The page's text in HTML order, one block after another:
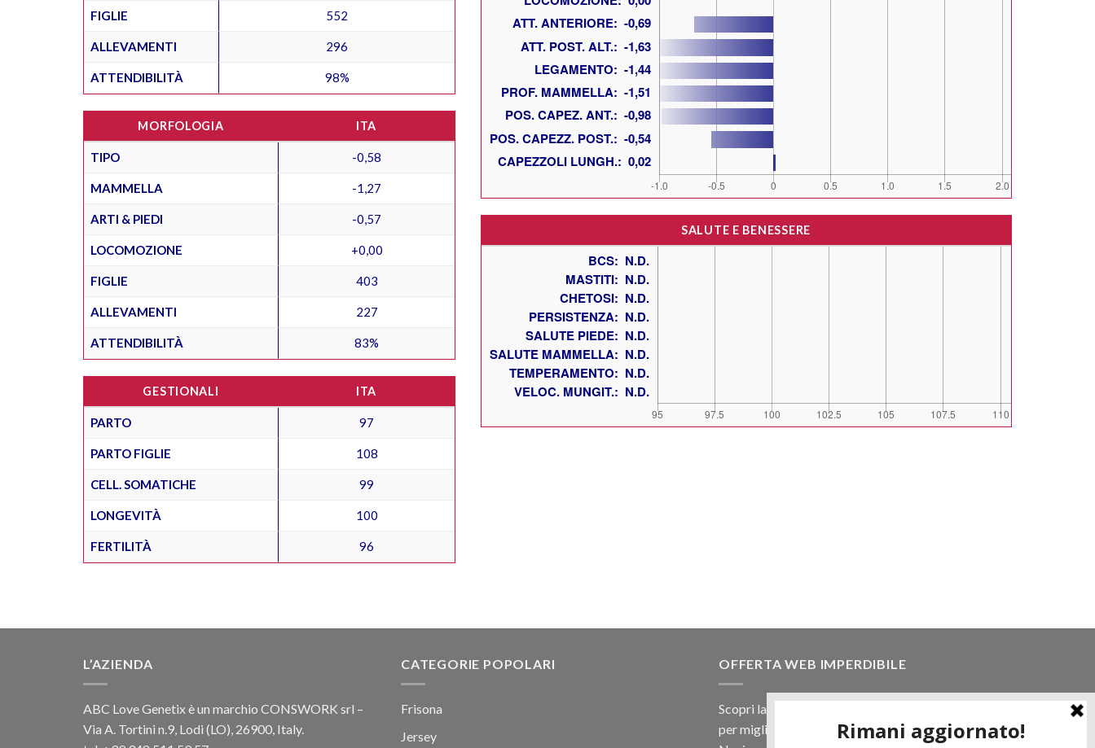
FIGLIE 552
ALLEVAMENTI 296
ATTENDIBILITÀ 98%
MORFOLOGIA ITA
TIPO -0,58
MAMMELLA -1,27
ARTI & PIEDI -0,57
LOCOMOZIONE +0,00
FIGLIE 403
ALLEVAMENTI 227
ATTENDIBILITÀ 83%
GESTIONALI ITA
PARTO 97
PARTO FIGLIE 108
CELL. SOMATICHE 99
LONGEVITÀ 100
FERTILITÀ 96
SALUTE E BENESSERE
L’AZIENDA
ABC Love Genetix è un marchio CONSWORK srl –
Via A. Tortini n.9, Lodi (LO), 26900, Italy.
CATEGORIE POPOLARI
Frisona
Jersey
OFFERTA WEB IMPERDIBILE
Scopri la nostra offerta web! Un prezzo mai visto,
per migliaia di prodotti.